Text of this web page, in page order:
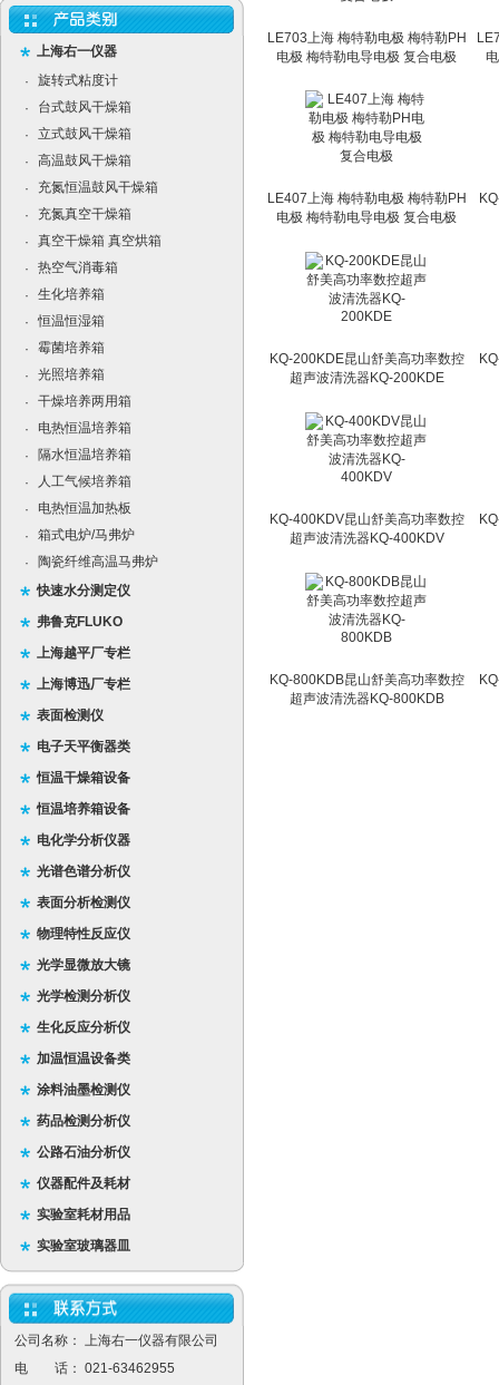
上海右一仪器
·
旋转式粘度计
·
台式鼓风干燥箱
·
立式鼓风干燥箱
·
高温鼓风干燥箱
·
充氮恒温鼓风干燥箱
·
充氮真空干燥箱
·
真空干燥箱 真空烘箱
·
热空气消毒箱
·
生化培养箱
·
恒温恒湿箱
·
霉菌培养箱
·
光照培养箱
·
干燥培养两用箱
·
电热恒温培养箱
·
隔水恒温培养箱
·
人工气候培养箱
·
电热恒温加热板
·
箱式电炉/马弗炉
·
陶瓷纤维高温马弗炉
快速水分测定仪
弗鲁克FLUKO
上海越平厂专栏
上海博迅厂专栏
表面检测仪
电子天平衡器类
恒温干燥箱设备
恒温培养箱设备
电化学分析仪器
光谱色谱分析仪
表面分析检测仪
物理特性反应仪
光学显微放大镜
光学检测分析仪
生化反应分析仪
加温恒温设备类
涂料油墨检测仪
药品检测分析仪
公路石油分析仪
仪器配件及耗材
实验室耗材用品
实验室玻璃器皿
公司名称： 上海右一仪器有限公司
电 话： 021-63462955
LE703上海 梅特勒电极 梅特勒PH
电极 梅特勒电导电极 复合电极
LE407上海 梅特勒电极 梅特勒PH
电极 梅特勒电导电极 复合电极
KQ-200KDE昆山舒美高功率数控
超声波清洗器KQ-200KDE
KQ-400KDV昆山舒美高功率数控
超声波清洗器KQ-400KDV
KQ-800KDB昆山舒美高功率数控
超声波清洗器KQ-800KDB